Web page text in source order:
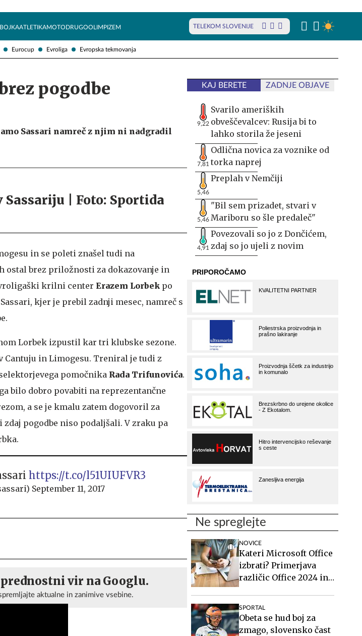
Eurocup Evroliga Evropska tekmovanja
ATLETIKAMOTODRUGOOLIMPIZEM TELEKOM SLOVENIJE
pogodbe
Sassari namreč z njim ni nadgradil
in se poleti znašel tudi na
ostal brez priložnosti za dokazovanje in
krilni center Erazem Lorbek po
kjer je prebil zadnji mesec, namreč s
Lorbek izpustil kar tri klubske sezone.
in Limogesu. Treniral je tudi z
pomočnika Rada Trifunovića.
bilo dobro povabiti na reprezentančne
a se je kmalu zatem dogovoril za
pogodbe niso podaljšali. V zraku pa
https://t.co/l51UIUFVR3
September 11, 2017
vir na Googlu.
aktualne in zanimive vsebine.
KAJ BERETE ZADNJE OBJAVE
9,22
Svarilo ameriških
obveščevalcev: Rusija bi to
lahko storila že jeseni
7,81
Odlična novica za voznike od
torka naprej
5,46
Preplah v Nemčiji
5,46
"Bil sem prizadet, stvari v
Mariboru so šle predaleč"
4,91
Povezovali so jo z Dončićem,
zdaj so jo ujeli z novim
Ne spreglejte
NOVICE
Kateri Microsoft Office
izbrati? Primerjava
različic Office 2024 in
SPORTAL
Obeta se hud boj za
zmago, slovensko čast